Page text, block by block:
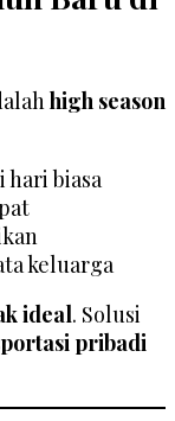
high season
hari biasa
keluarga
ideal. Solusi
pribadi